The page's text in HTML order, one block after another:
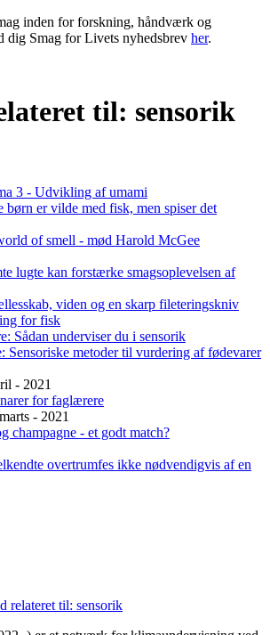
inden for forskning, håndværk og
dig Smag for Livets nyhedsbrev her.
til: sensorik
3 - Udvikling af umami
er vilde med fisk, men spiser det
of smell - mød Harold McGee
lugte kan forstærke smagsoplevelsen af
viden og en skarp fileteringskniv
for fisk
Sådan underviser du i sensorik
Sensoriske metoder til vurdering af fødevarer
- 2021
for faglærere
- 2021
champagne - et godt match?
overtrumfes ikke nødvendigvis af en